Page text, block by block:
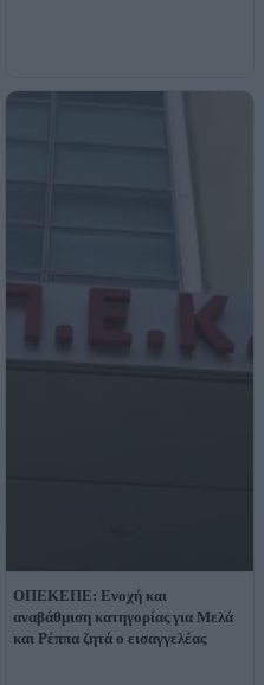
ΟΠΕΚΕΠΕ: Ενοχή και
αναβάθμιση κατηγορίας για Μελά
και Ρέππα ζητά ο εισαγγελέας